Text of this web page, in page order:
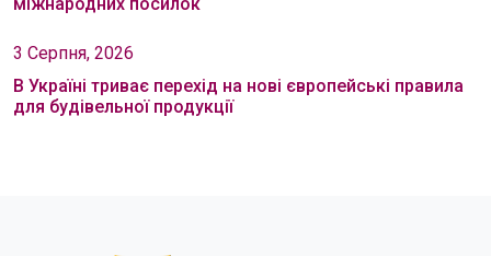
3 Серпня, 2026
В Україні триває перехід на нові європейські правила
для будівельної продукції